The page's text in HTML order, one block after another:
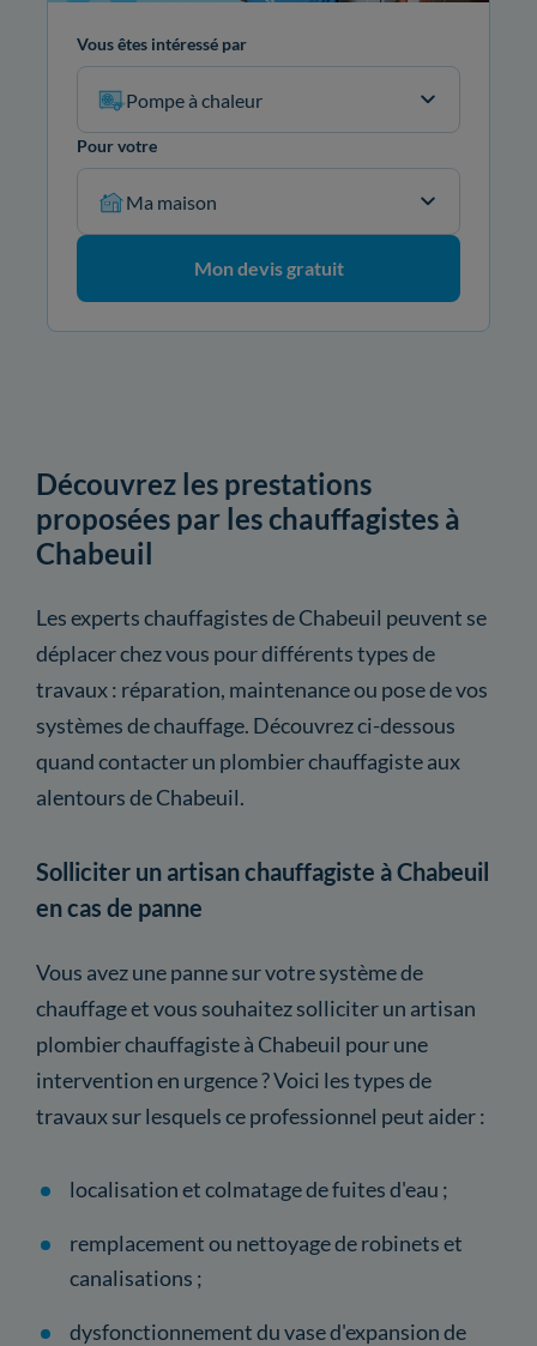
Vous êtes intéressé par
Pompe à chaleur
Pour votre
Ma maison
Mon devis gratuit
Découvrez les prestations
proposées par les chauffagistes à
Chabeuil
Les experts chauffagistes de Chabeuil peuvent se
déplacer chez vous pour différents types de
travaux : réparation, maintenance ou pose de vos
systèmes de chauffage. Découvrez ci-dessous
quand contacter un plombier chauffagiste aux
alentours de Chabeuil.
Solliciter un artisan chauffagiste à Chabeuil
en cas de panne
Vous avez une panne sur votre système de
chauffage et vous souhaitez solliciter un artisan
plombier chauffagiste à Chabeuil pour une
intervention en urgence ? Voici les types de
travaux sur lesquels ce professionnel peut aider :
localisation et colmatage de fuites d'eau ;
remplacement ou nettoyage de robinets et
canalisations ;
dysfonctionnement du vase d'expansion de